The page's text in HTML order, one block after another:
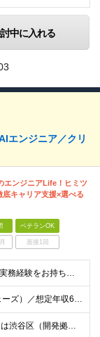
中に入れる
エンジニア／クリ
エンジニアLife！ヒミツ
キャリア支援×選べる
ベテランOK
面接1回
学歴不問、IT業界で何らかの実務経験をお持ちの方（1年以上） ※ブランクのある方歓迎 ※担当業務/フェーズ/使用言語などは限定せず ※経験年数も限定せず。経験の浅い方からベテランまで歓迎
【月給53万円以上（上流フェーズ）／想定年収636万円以上】 ★詳しくは下記をご参照ください！ ■育成枠採用（職種未経験～経験1年未満／メンター制度適用社員） 月給25万円以上 ※社会人経験、技術
【東京都品川区（本社）または渋谷区（開発拠点）各プロジェクト先の勤務地】 ◎リモート案件も多数のため在宅勤務も可能です！ 常駐・ハイブリッド型・フルリモートなど柔軟に対応しています。 ※転勤はございま